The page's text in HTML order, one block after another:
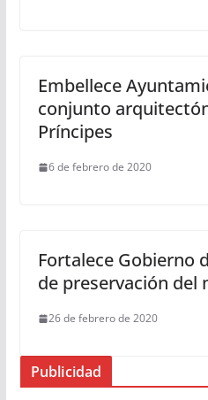
Embellece
conjunto
Príncipes
6 de febrero de 2020
Fortalece Gobierno
de preservación del
26 de febrero de 2020
Publicidad